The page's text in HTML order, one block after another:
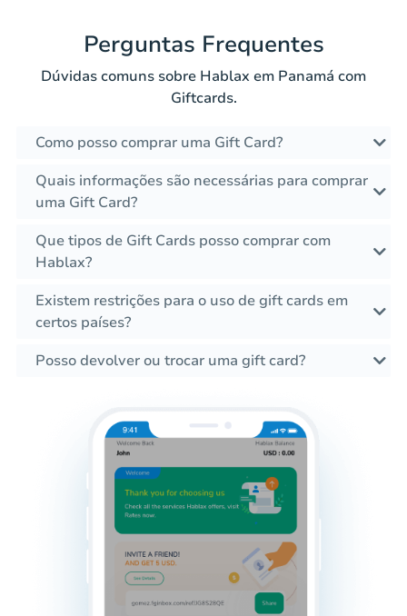
Perguntas Frequentes
Dúvidas comuns sobre Hablax em Panamá com
Giftcards.
Como posso comprar uma Gift Card?
Quais informações são necessárias para comprar
uma Gift Card?
Que tipos de Gift Cards posso comprar com
Hablax?
Existem restrições para o uso de gift cards em
certos países?
Posso devolver ou trocar uma gift card?